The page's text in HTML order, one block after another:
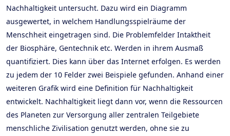
Nachhaltigkeit untersucht. Dazu wird ein Diagramm
ausgewertet, in welchem Handlungsspielräume der
Menschheit eingetragen sind. Die Problemfelder Intaktheit
der Biosphäre, Gentechnik etc. Werden in ihrem Ausmaß
quantifiziert. Dies kann über das Internet erfolgen. Es werden
zu jedem der 10 Felder zwei Beispiele gefunden. Anhand einer
weiteren Grafik wird eine Definition für Nachhaltigkeit
entwickelt. Nachhaltigkeit liegt dann vor, wenn die Ressourcen
des Planeten zur Versorgung aller zentralen Teilgebiete
menschliche Zivilisation genutzt werden, ohne sie zu